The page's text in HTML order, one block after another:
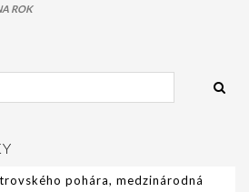
ROK
pohára, medzinárodná